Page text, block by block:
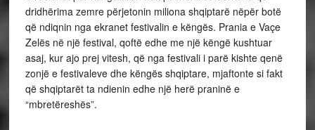
dridhërima zemre përjetonin miliona shqiptarë nëpër botë
që ndiqnin nga ekranet festivalin e këngës. Prania e Vaçe
Zelës në një festival, qoftë edhe me një këngë kushtuar
asaj, kur ajo prej vitesh, që nga festivali i parë kishte qenë
zonjë e festivaleve dhe këngës shqiptare, mjaftonte si fakt
që shqiptarët ta ndienin edhe një herë praninë e
“mbretëreshës”.